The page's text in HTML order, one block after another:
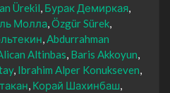
Ürekil Бурак Демиркая
Молла Özgür Sürek
Abdurrahman
Altinbas Baris Akkoyun
Ibrahim Alper Konukseven
Корай Шахинбаш